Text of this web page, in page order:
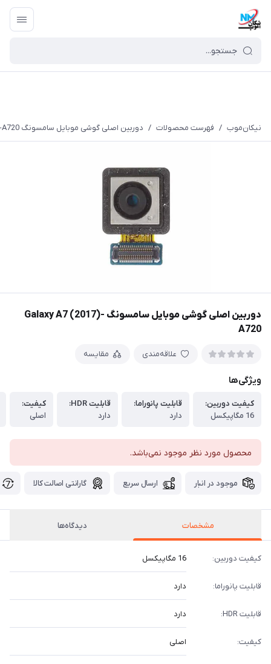
نیکان‌موب / فهرست محصولات / دوربین اصلی گوشی موبایل سامسونگ Galaxy A7 (2017)-A720
دوربین اصلی گوشی موبایل سامسونگ Galaxy A7 (2017)-
A720
علاقه‌مندی مقایسه
ویژگی‌ها
کیفیت دوربین:
16 مگاپیکسل
قابلیت پانوراما:
دارد
قابلیت HDR:
دارد
کیفیت:
اصلی
محصول مورد نظر موجود نمی‌باشد.
موجود در انبار ارسال سریع گارانتی اصالت کالا
مشخصات دیدگاه‌ها
کیفیت دوربین: 16 مگاپیکسل
قابلیت پانوراما: دارد
قابلیت HDR: دارد
کیفیت: اصلی